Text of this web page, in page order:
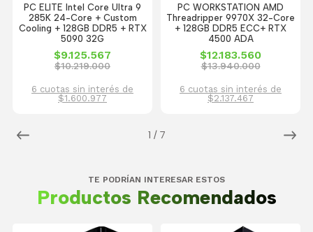
1 / 7
PC ELITE Intel Core Ultra 9
285K 24-Core + Custom
Cooling + 128GB DDR5 + RTX
5090 32G
$9.125.567
$10.219.000
6 cuotas sin interés de
$1.600.977
PC WORKSTATION AMD
Threadripper 9970X 32-Core
+ 128GB DDR5 ECC+ RTX
4500 ADA
$12.183.560
$13.940.000
6 cuotas sin interés de
$2.137.467
TE PODRÍAN INTERESAR ESTOS
Productos Recomendados